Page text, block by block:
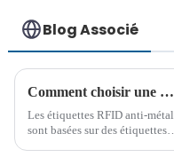
Blog Associé
Comment choisir une étiquette RFID anti-métal ?
Les étiquettes RFID anti-métal
sont basées sur des étiquettes